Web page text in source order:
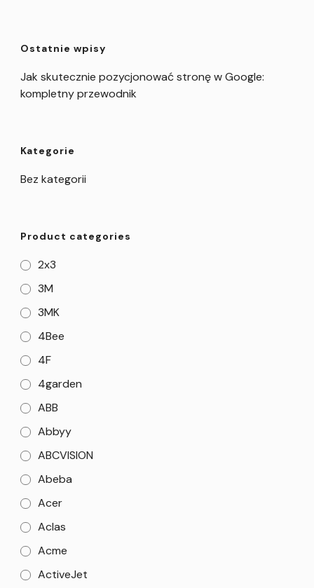
Ostatnie wpisy
Jak skutecznie pozycjonować stronę w Google:
kompletny przewodnik
Kategorie
Bez kategorii
Product categories
2x3
3M
3MK
4Bee
4F
4garden
ABB
Abbyy
ABCVISION
Abeba
Acer
Aclas
Acme
ActiveJet